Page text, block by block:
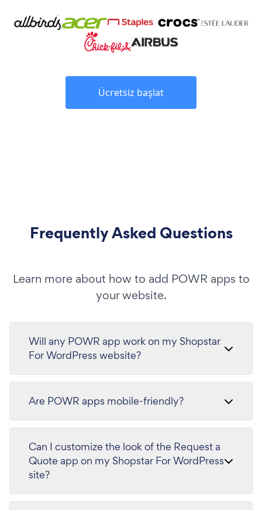
Ücretsiz başlat
Frequently Asked Questions
Learn more about how to add POWR apps to
your website.
Will any POWR app work on my Shopstar
For WordPress website?
Are POWR apps mobile-friendly?
Can I customize the look of the Request a
Quote app on my Shopstar For WordPress
site?